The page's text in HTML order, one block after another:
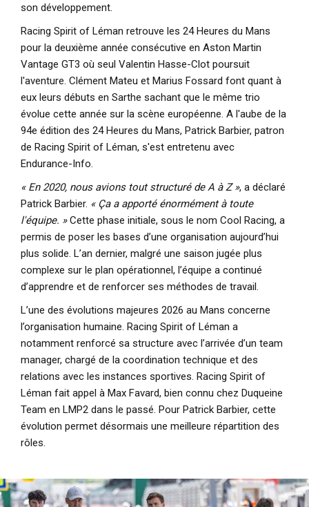
son développement.
Racing Spirit of Léman retrouve les 24 Heures du Mans
pour la deuxième année consécutive en Aston Martin
Vantage GT3 où seul Valentin Hasse-Clot poursuit
l'aventure. Clément Mateu et Marius Fossard font quant à
eux leurs débuts en Sarthe sachant que le même trio
évolue cette année sur la scène européenne. A l'aube de la
94e édition des 24 Heures du Mans, Patrick Barbier, patron
de Racing Spirit of Léman, s'est entretenu avec
Endurance-Info.
« En 2020, nous avions tout structuré de A à Z », a déclaré
Patrick Barbier. « Ça a apporté énormément à toute
l'équipe. »Cette phase initiale, sous le nom Cool Racing, a
permis de poser les bases d’une organisation aujourd’hui
plus solide. L’an dernier, malgré une saison jugée plus
complexe sur le plan opérationnel, l’équipe a continué
d’apprendre et de renforcer ses méthodes de travail.
L’une des évolutions majeures 2026 au Mans concerne
l’organisation humaine. Racing Spirit of Léman a
notamment renforcé sa structure avec l’arrivée d’un team
manager, chargé de la coordination technique et des
relations avec les instances sportives. Racing Spirit of
Léman fait appel à Max Favard, bien connu chez Duqueine
Team en LMP2 dans le passé. Pour Patrick Barbier, cette
évolution permet désormais une meilleure répartition des
rôles.